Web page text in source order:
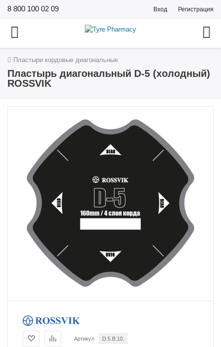
8 800 100 02 09 Вход Регистрация
Пластыри кордовые диагональные
Пластырь диагональный D-5 (холодный)
ROSSVIK
Артикул D.5.B.10.